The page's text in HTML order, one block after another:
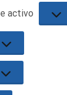
activo